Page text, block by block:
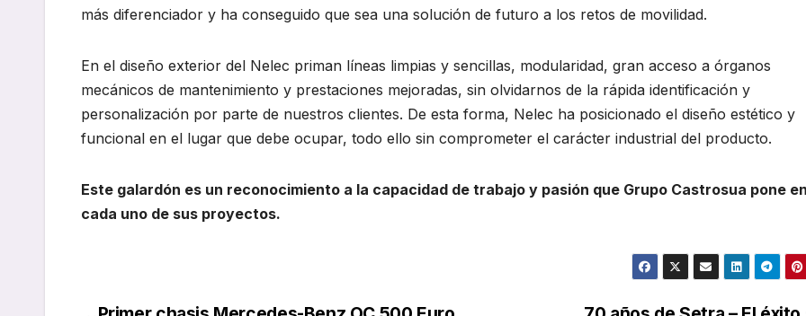
más diferenciador y ha conseguido que sea una solución de futuro a los retos de movilidad.
En el diseño exterior del Nelec priman líneas limpias y sencillas, modularidad, gran acceso a órganos
mecánicos de mantenimiento y prestaciones mejoradas, sin olvidarnos de la rápida identificación y
personalización por parte de nuestros clientes. De esta forma, Nelec ha posicionado el diseño estético y
funcional en el lugar que debe ocupar, todo ello sin comprometer el carácter industrial del producto.
Este galardón es un reconocimiento a la capacidad de trabajo y pasión que Grupo Castrosua pone en
cada uno de sus proyectos.